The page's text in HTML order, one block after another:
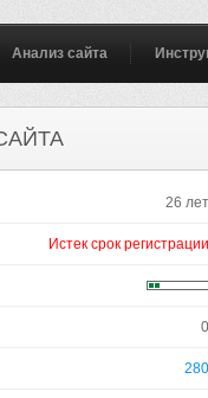
Анализ сайта
26 лет
Истек срок регистрации
0
280